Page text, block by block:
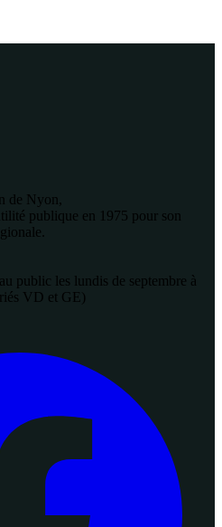
de Nyon,
publique en 1975 pour son
public les lundis de septembre à
VD et GE)